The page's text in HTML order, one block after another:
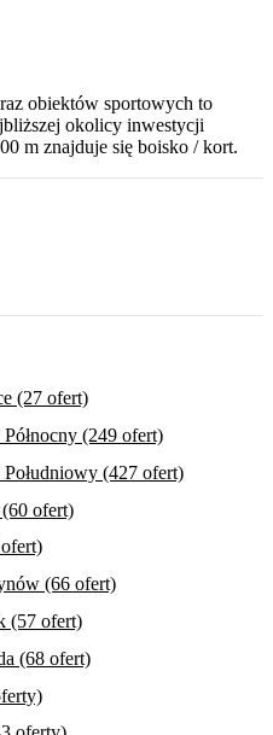
obiektów sportowych to
okolicy inwestycji
m znajduje się boisko / kort.
(27 ofert)
(249 ofert)
(427 ofert)
ofert)
(66 ofert)
(57 ofert)
(68 ofert)